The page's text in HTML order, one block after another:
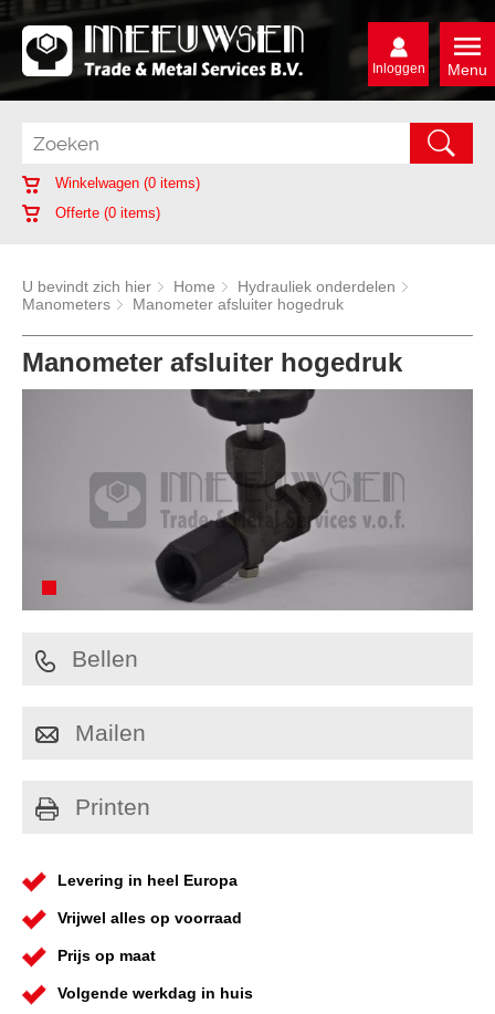
Menu
Inloggen
Winkelwagen (0 items)
Offerte (0 items)
U bevindt zich hier Home
Hydrauliek onderdelen
Manometers
Manometer afsluiter hogedruk
Manometer afsluiter hogedruk
Bellen
Mailen
Printen
Levering in heel Europa
Vrijwel alles op voorraad
Prijs op maat
Volgende werkdag in huis